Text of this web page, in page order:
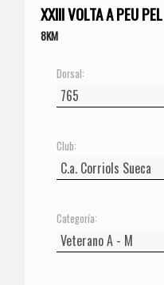
XXIII VOLTA A PEU
8KM
Dorsal:
Club:
Categoría: